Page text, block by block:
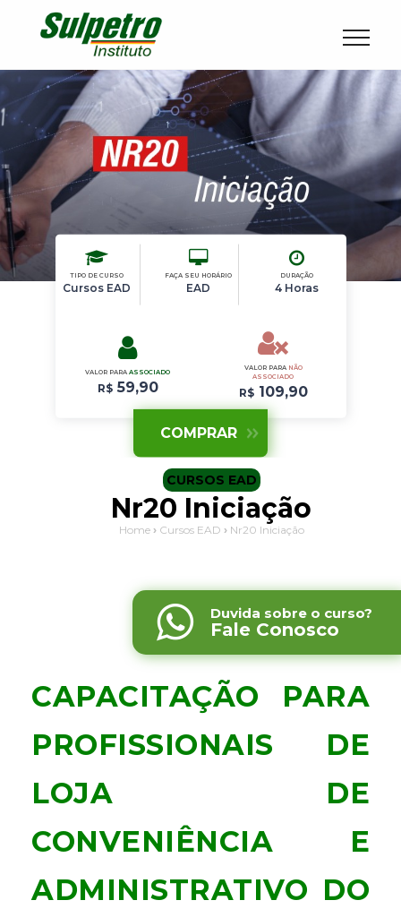
TIPO DE CURSO
Cursos EAD
FAÇA SEU HORÁRIO
EAD
DURAÇÃO
4 Horas
VALOR PARAASSOCIADO
R$59,90
VALOR PARA NÃO
ASSOCIADO
R$109,90
Duvida sobre o curso?
Fale Conosco
CURSOS EAD
Nr20 Iniciação
Home› Cursos EAD › Nr20 Iniciação
CAPACITAÇÃO PARA
PROFISSIONAIS DE
LOJA DE
CONVENIÊNCIA E
ADMINISTRATIVO DO